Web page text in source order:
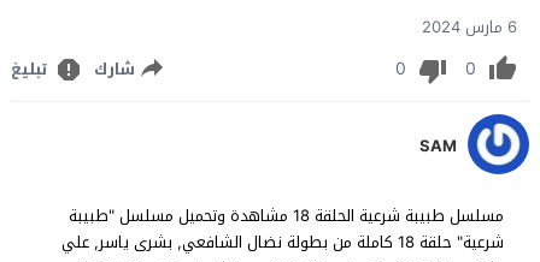
6 مارس 2024
0
0 شارك تبليغ
SAM
مسلسل طبيبة شرعية الحلقة 18 مشاهدة وتحميل مسلسل "طبيبة
شرعية" حلقة 18 كاملة من بطولة نضال الشافعي, بشرى ياسر, علي